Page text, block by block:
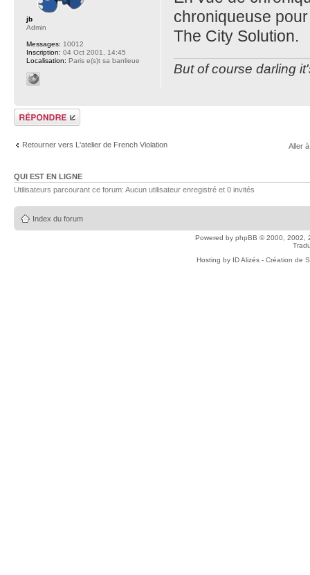
chroniqueuse
The City Solution.
But of course darling
jb
Admin
Messages: 10012
Inscription: 04 Oct 2001, 14:45
Localisation: Paris e(s)t sa banlieue
Répondre
Retourner vers L'atelier de French Violation Aller
QUI EST EN LIGNE
Utilisateurs parcourant ce forum: Aucun utilisateur enregistré et 0 invités
Index du forum
Powered by phpBB © 2000, 2002,
Hosting by ID Alizés - Création de